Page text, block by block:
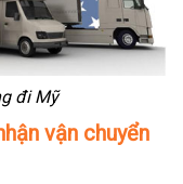
đi Mỹ
vận chuyển